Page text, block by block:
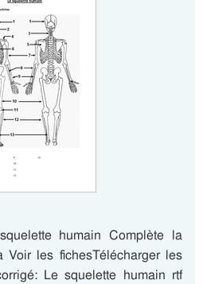
humain Complète la
Voir les fichesTélécharger les
Le squelette humain rtf